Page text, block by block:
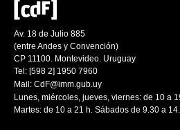
Av. 18 de Julio 885
(entre Andes y Convención)
CP 11100. Montevideo. Uruguay
Tel: [598 2] 1950 7960
Mail: CdF@imm.gub.uy
Lunes, miércoles, jueves, viernes: de 10 a
Martes: de 10 a 21 h. Sábados de 9.30 a